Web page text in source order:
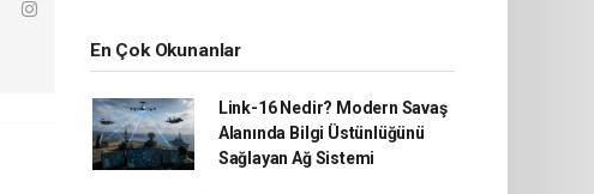
En Çok Okunanlar
Link-16 Nedir? Modern Savaş
Alanında Bilgi Üstünlüğünü
Sağlayan Ağ Sistemi